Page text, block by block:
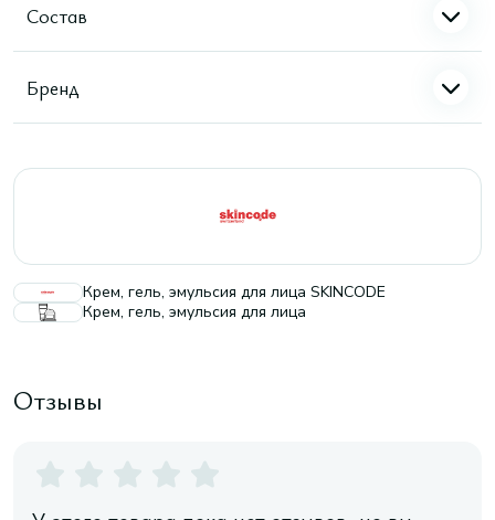
Состав
Бренд
Крем, гель, эмульсия для лица SKINCODE
Крем, гель, эмульсия для лица
Отзывы